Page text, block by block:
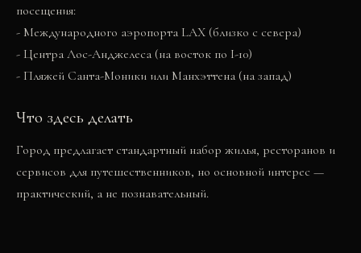
посещения:
- Международного аэропорта LAX (близко с севера)
- Центра Лос-Анджелеса (на восток по I-10)
- Пляжей Санта-Моники или Манхэттена (на запад)
Что здесь делать
Город предлагает стандартный набор жилья, ресторанов и
сервисов для путешественников, но основной интерес —
практический, а не познавательный.